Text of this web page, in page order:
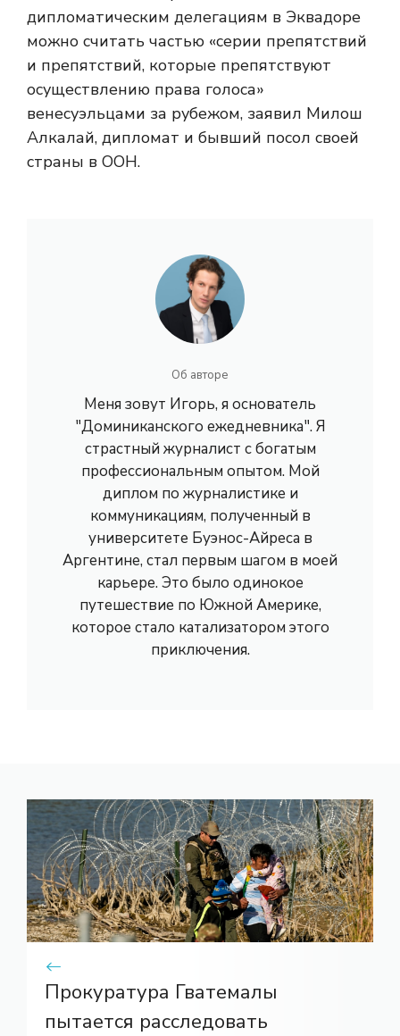
дипломатическим делегациям в Эквадоре
можно считать частью «серии препятствий
и препятствий, которые препятствуют
осуществлению права голоса»
венесуэльцами за рубежом, заявил Милош
Алкалай, дипломат и бывший посол своей
страны в ООН.
Об авторе
Меня зовут Игорь, я основатель
"Доминиканского ежедневника". Я
страстный журналист с богатым
профессиональным опытом. Мой
диплом по журналистике и
коммуникациям, полученный в
университете Буэнос-Айреса в
Аргентине, стал первым шагом в моей
карьере. Это было одинокое
путешествие по Южной Америке,
которое стало катализатором этого
приключения.
Прокуратура Гватемалы
пытается расследовать